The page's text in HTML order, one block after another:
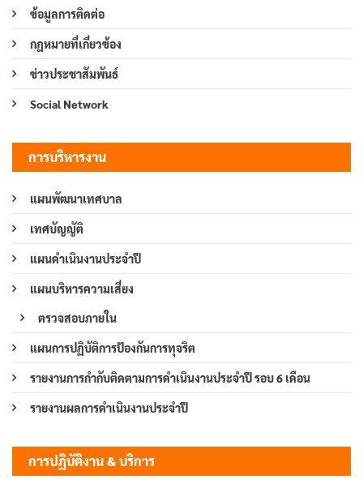
ข้อมูลการติดต่อ
กฎหมายที่เกี่ยวข้อง
ข่าวประชาสัมพันธ์
Social Network
การบริหารงาน
แผนพัฒนาเทศบาล
เทศบัญญัติ
แผนดำเนินงานประจำปี
แผนบริหารความเสี่ยง
ตรวจสอบภายใน
แผนการปฏิบัติการป้องกันการทุจริต
รายงานการกำกับติดตามการดำเนินงานประจำปี รอบ 6 เดือน
รายงานผลการดำเนินงานประจำปี
การปฏิบัติงาน & บริการ